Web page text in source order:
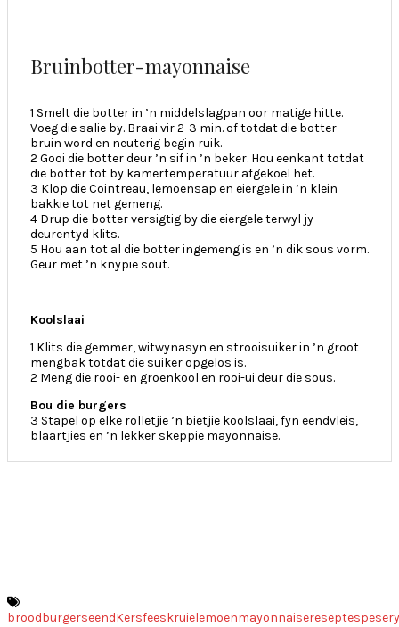
Bruinbotter-mayonnaise
1 Smelt die botter in ’n middelslagpan oor matige hitte.
Voeg die salie by. Braai vir 2-3 min. of totdat die botter
bruin word en neuterig begin ruik.
2 Gooi die botter deur ’n sif in ’n beker. Hou eenkant totdat
die botter tot by kamertemperatuur afgekoel het.
3 Klop die Cointreau, lemoensap en eiergele in ’n klein
bakkie tot net gemeng.
4 Drup die botter versigtig by die eiergele terwyl jy
deurentyd klits.
5 Hou aan tot al die botter ingemeng is en ’n dik sous vorm.
Geur met ’n knypie sout.
Koolslaai
1 Klits die gemmer, witwynasyn en strooisuiker in ’n groot
mengbak totdat die suiker opgelos is.
2 Meng die rooi- en groenkool en rooi-ui deur die sous.
Bou die burgers
3 Stapel op elke rolletjie ’n bietjie koolslaai, fyn eendvleis,
blaartjies en ’n lekker skeppie mayonnaise.
broodburgerseendKersfeeskruielemoenmayonnaiseresepte